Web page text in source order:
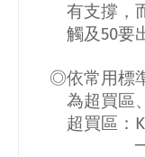
有支撐，
觸及50要
◎依常用標
為超買區
超買區： K